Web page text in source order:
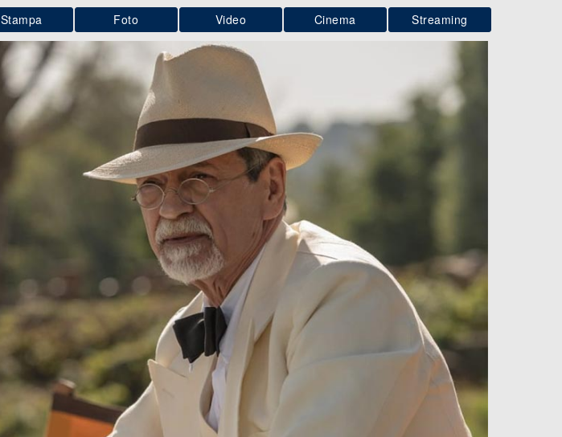
Stampa Foto Video Cinema Streaming